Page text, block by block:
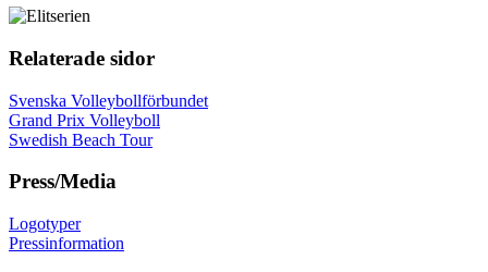
Relaterade sidor
Svenska Volleybollförbundet
Grand Prix Volleyboll
Swedish Beach Tour
Press/Media
Logotyper
Pressinformation